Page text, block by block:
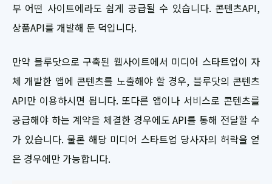
부 어떤 사이트에라도 쉽게 공급될 수 있습니다. 콘텐츠API,
상품API를 개발해 둔 덕입니다.
만약 블루닷으로 구축된 웹사이트에서 미디어 스타트업이 자
체 개발한 앱에 콘텐츠를 노출해야 할 경우, 블루닷의 콘텐츠
API만 이용하시면 됩니다. 또다른 앱이나 서비스로 콘텐츠를
공급해야 하는 계약을 체결한 경우에도 API를 통해 전달할 수
가 있습니다. 물론 해당 미디어 스타트업 당사자의 허락을 얻
은 경우에만 가능합니다.